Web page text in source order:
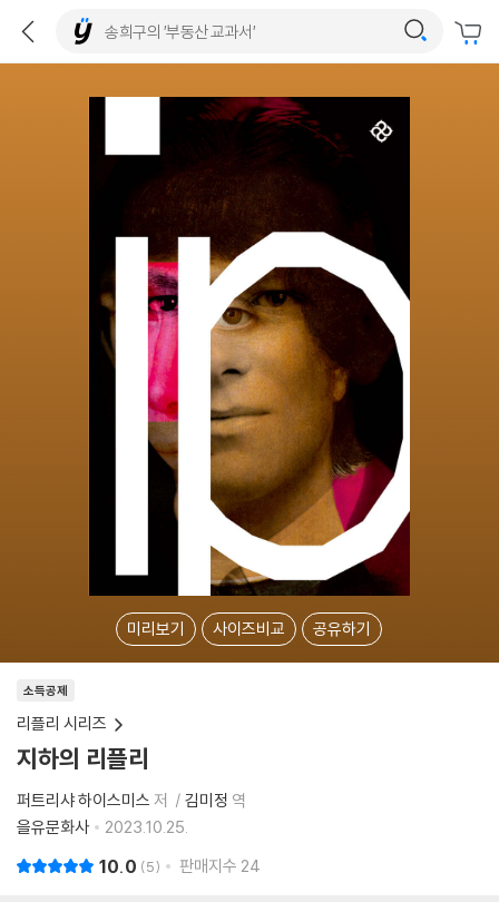
미리보기 사이즈비교 공유하기
소득공제
리플리 시리즈
지하의 리플리
퍼트리샤 하이스미스 저 김미정 역
을유문화사
2023.10.25.
10.0 5 판매지수 24